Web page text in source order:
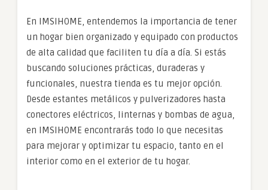
En IMSIHOME, entendemos la importancia de tener
un hogar bien organizado y equipado con productos
de alta calidad que faciliten tu día a día. Si estás
buscando soluciones prácticas, duraderas y
funcionales, nuestra tienda es tu mejor opción.
Desde estantes metálicos y pulverizadores hasta
conectores eléctricos, linternas y bombas de agua,
en IMSIHOME encontrarás todo lo que necesitas
para mejorar y optimizar tu espacio, tanto en el
interior como en el exterior de tu hogar.